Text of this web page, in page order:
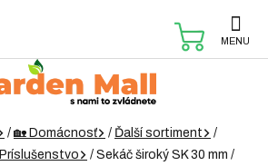
/ 🏡 Domácnosť / Ďalší sortiment
/
Príslušenstvo / Sekáč široký SK 30 mm /